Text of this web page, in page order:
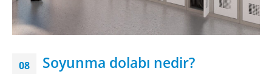
08 Soyunma dolabı nedir?